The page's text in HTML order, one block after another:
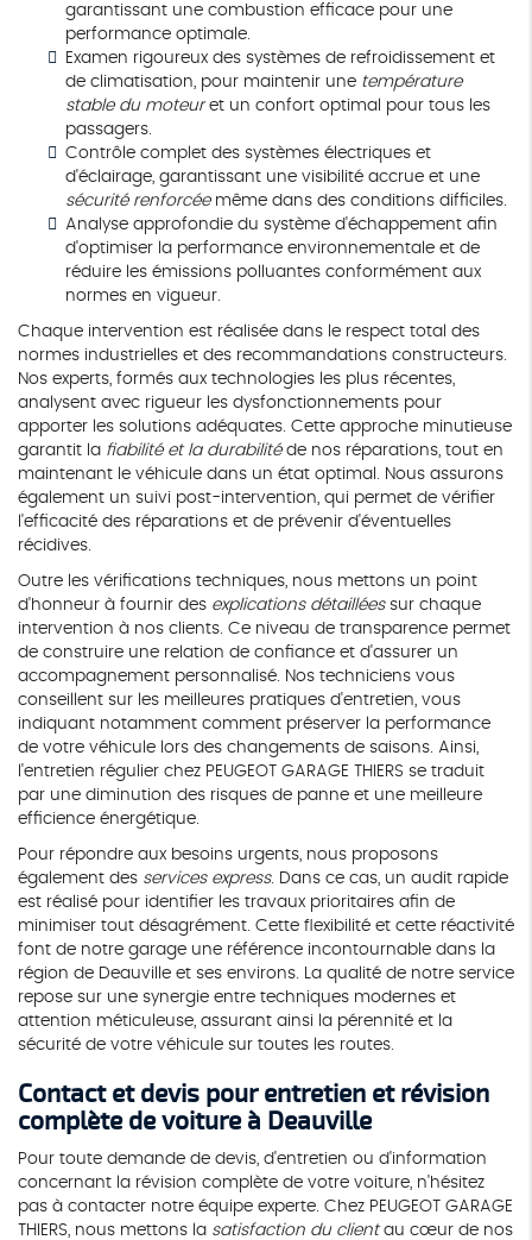
garantissant une combustion efficace pour une
performance optimale.
Examen rigoureux des systèmes de refroidissement et
de climatisation, pour maintenir une température
stable du moteuret un confort optimal pour tous les
passagers.
Contrôle complet des systèmes électriques et
d'éclairage, garantissant une visibilité accrue et une
sécurité renforcéemême dans des conditions difficiles.
Analyse approfondie du système d'échappement afin
d'optimiser la performance environnementale et de
réduire les émissions polluantes conformément aux
normes en vigueur.
Chaque intervention est réalisée dans le respect total des
normes industrielles et des recommandations constructeurs.
Nos experts, formés aux technologies les plus récentes,
analysent avec rigueur les dysfonctionnements pour
apporter les solutions adéquates. Cette approche minutieuse
garantit la fiabilité et la durabilitéde nos réparations, tout en
maintenant le véhicule dans un état optimal. Nous assurons
également un suivi post-intervention, qui permet de vérifier
l'efficacité des réparations et de prévenir d'éventuelles
récidives.
Outre les vérifications techniques, nous mettons un point
d'honneur à fournir des explications détailléessur chaque
intervention à nos clients. Ce niveau de transparence permet
de construire une relation de confiance et d'assurer un
accompagnement personnalisé. Nos techniciens vous
conseillent sur les meilleures pratiques d'entretien, vous
indiquant notamment comment préserver la performance
de votre véhicule lors des changements de saisons. Ainsi,
l'entretien régulier chez PEUGEOT GARAGE THIERS se traduit
par une diminution des risques de panne et une meilleure
efficience énergétique.
Pour répondre aux besoins urgents, nous proposons
également des services express. Dans ce cas, un audit rapide
est réalisé pour identifier les travaux prioritaires afin de
minimiser tout désagrément. Cette flexibilité et cette réactivité
font de notre garage une référence incontournable dans la
région de Deauville et ses environs. La qualité de notre service
repose sur une synergie entre techniques modernes et
attention méticuleuse, assurant ainsi la pérennité et la
sécurité de votre véhicule sur toutes les routes.
Contact et devis pour entretien et révision
complète de voiture à Deauville
Pour toute demande de devis, d'entretien ou d'information
concernant la révision complète de votre voiture, n'hésitez
pas à contacter notre équipe experte. Chez PEUGEOT GARAGE
THIERS, nous mettons la satisfaction du clientau cœur de nos